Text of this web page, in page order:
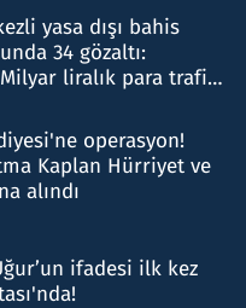
yasa dışı bahis
34 gözaltı:
Milyar liralık para trafiği
operasyon!
Kaplan Hürriyet ve
alındı
ifadesi ilk kez